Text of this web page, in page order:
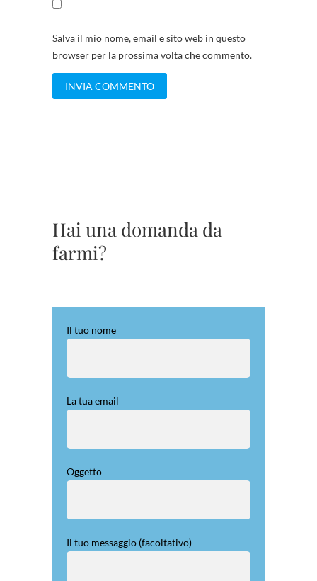
Salva il mio nome, email e sito web in questo
browser per la prossima volta che commento.
Hai una domanda da
farmi?
Il tuo nome
La tua email
Oggetto
Il tuo messaggio (facoltativo)